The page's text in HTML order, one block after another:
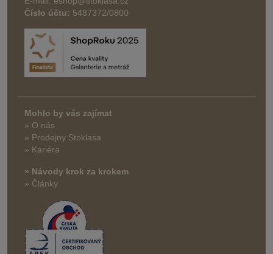
Číslo účtu: 5487372/0800
Mohlo by vás zajímat
» O nás
» Prodejny Stoklasa
» Kariéra
» Návody krok za krokem
» Články